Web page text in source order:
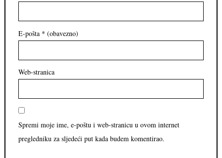
E-pošta * (obavezno)
Web-stranica
Spremi moje ime, e-poštu i web-stranicu u ovom internet
pregledniku za sljedeći put kada budem komentirao.